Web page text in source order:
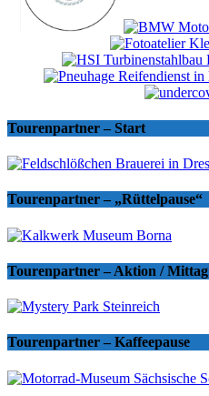
Tourenpartner – Start
Tourenpartner – „Rüttelpause“
Tourenpartner – Aktion / Mittag
Tourenpartner – Kaffeepause